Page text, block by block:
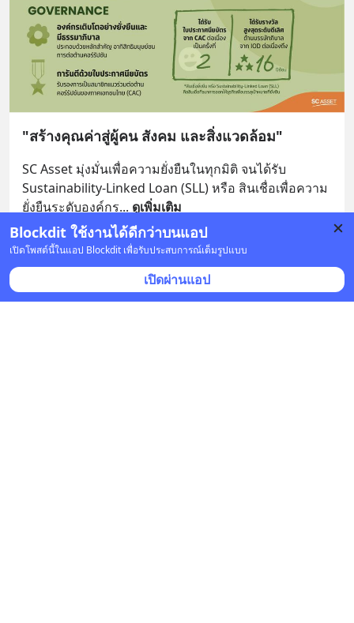
Blockdit ใช้งานได้ดีกว่าบนแอป
เปิดโพสต์นี้ในแอป Blockdit เพื่อรับประสบการณ์เต็มรูปแบบ
เปิดผ่านแอป
"สร้างคุณค่าสู่ผู้คน สังคม และสิ่งแวดล้อม"
SC Asset มุ่งมั่นเพื่อความยั่งยืนในทุกมิติ จนได้รับ
Sustainability-Linked Loan (SLL) หรือ สินเชื่อเพื่อความ
ยั่งยืนระดับองค์กร... ดูเพิ่มเติม
บันทึก
• ติดตาม
27 ม.ค. 2025 เวลา 05:00 • วิทยาศาสตร์ & เทคโนโลยี